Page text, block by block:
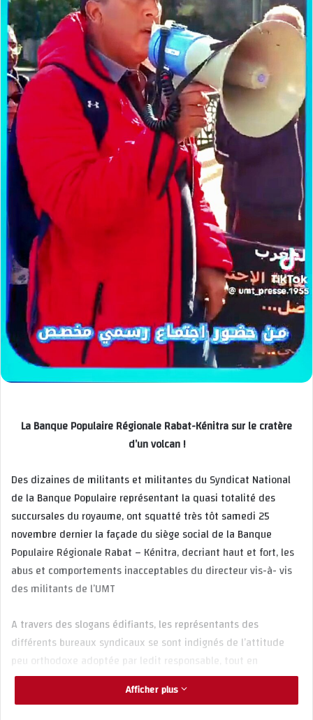
La Banque Populaire Régionale Rabat-Kénitra sur le cratère
d’un volcan !
Des dizaines de militants et militantes du Syndicat National
de la Banque Populaire représentant la quasi totalité des
succursales du royaume, ont squatté très tôt samedi 25
novembre dernier la façade du siège social de la Banque
Populaire Régionale Rabat – Kénitra, decriant haut et fort, les
abus et comportements inacceptables du directeur vis-à- vis
des militants de l’UMT
A travers des slogans édifiants, les représentants des
différents bureaux syndicaux se sont indignés de l’attitude
peu orthodoxe adoptée par ledit responsable, tout en
déclarant leur entiere solidarité et soutien au bureau syndical
de la Banque Populaire Régionale de Rabat-Kénitra.
Afficher plus